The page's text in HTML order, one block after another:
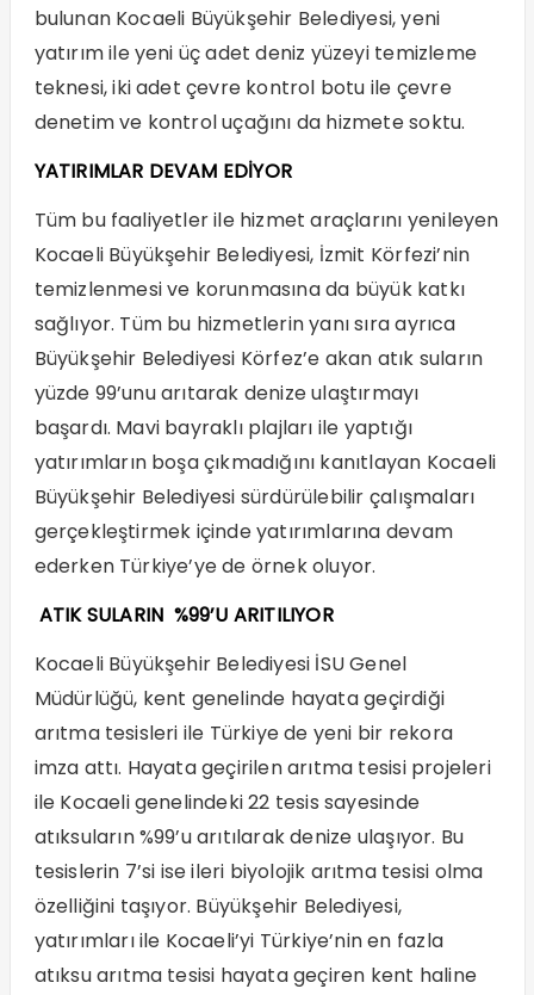
bulunan Kocaeli Büyükşehir Belediyesi, yeni
yatırım ile yeni üç adet deniz yüzeyi temizleme
teknesi, iki adet çevre kontrol botu ile çevre
denetim ve kontrol uçağını da hizmete soktu.
YATIRIMLAR DEVAM EDİYOR
Tüm bu faaliyetler ile hizmet araçlarını yenileyen
Kocaeli Büyükşehir Belediyesi, İzmit Körfezi’nin
temizlenmesi ve korunmasına da büyük katkı
sağlıyor. Tüm bu hizmetlerin yanı sıra ayrıca
Büyükşehir Belediyesi Körfez’e akan atık suların
yüzde 99’unu arıtarak denize ulaştırmayı
başardı. Mavi bayraklı plajları ile yaptığı
yatırımların boşa çıkmadığını kanıtlayan Kocaeli
Büyükşehir Belediyesi sürdürülebilir çalışmaları
gerçekleştirmek içinde yatırımlarına devam
ederken Türkiye’ye de örnek oluyor.
ATIK SULARIN %99’U ARITILIYOR
Kocaeli Büyükşehir Belediyesi İSU Genel
Müdürlüğü, kent genelinde hayata geçirdiği
arıtma tesisleri ile Türkiye de yeni bir rekora
imza attı. Hayata geçirilen arıtma tesisi projeleri
ile Kocaeli genelindeki 22 tesis sayesinde
atıksuların %99’u arıtılarak denize ulaşıyor. Bu
tesislerin 7’si ise ileri biyolojik arıtma tesisi olma
özelliğini taşıyor. Büyükşehir Belediyesi,
yatırımları ile Kocaeli’yi Türkiye’nin en fazla
atıksu arıtma tesisi hayata geçiren kent haline